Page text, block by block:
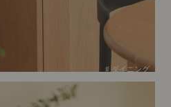
# ダイニング